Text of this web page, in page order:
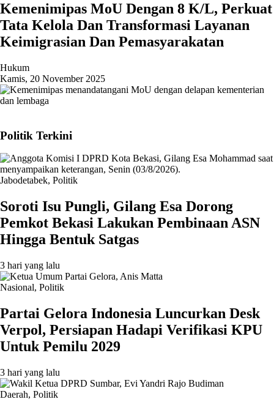
Kemenimipas MoU Dengan 8 K/L, Perkuat
Tata Kelola Dan Transformasi Layanan
Keimigrasian Dan Pemasyarakatan
Hukum
Kamis, 20 November 2025
Politik Terkini
Jabodetabek, Politik
Soroti Isu Pungli, Gilang Esa Dorong
Pemkot Bekasi Lakukan Pembinaan ASN
Hingga Bentuk Satgas
3 hari yang lalu
Nasional, Politik
Partai Gelora Indonesia Luncurkan Desk
Verpol, Persiapan Hadapi Verifikasi KPU
Untuk Pemilu 2029
3 hari yang lalu
Daerah, Politik